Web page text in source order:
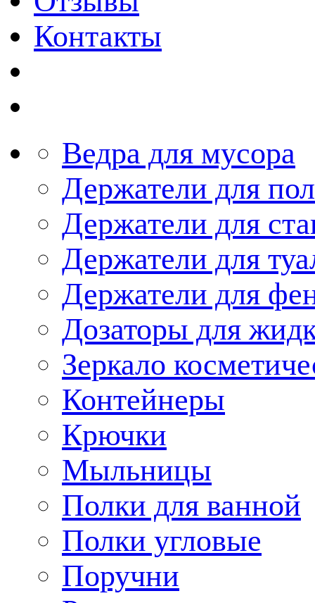
Контакты
Ведра для мусора
Держатели для
Держатели для
Держатели для
Держатели для
Дозаторы для
Зеркало
Контейнеры
Крючки
Мыльницы
Полки для ванной
Полки угловые
Поручни